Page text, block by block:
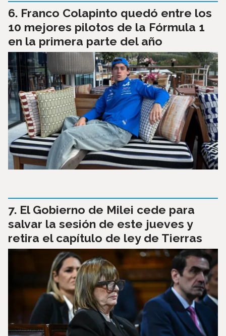
Franco Colapinto quedó entre los
10 mejores pilotos de la Fórmula 1
en la primera parte del año
El Gobierno de Milei cede para
salvar la sesión de este jueves y
retira el capítulo de ley de Tierras